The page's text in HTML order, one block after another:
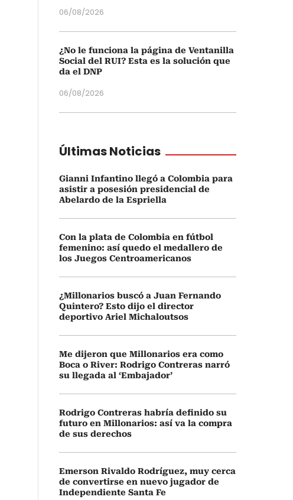
06/08/2026
¿No le funciona la página de Ventanilla
Social del RUI? Esta es la solución que
da el DNP
06/08/2026
Últimas Noticias
Gianni Infantino llegó a Colombia para
asistir a posesión presidencial de
Abelardo de la Espriella
Con la plata de Colombia en fútbol
femenino: así quedo el medallero de
los Juegos Centroamericanos
¿Millonarios buscó a Juan Fernando
Quintero? Esto dijo el director
deportivo Ariel Michaloutsos
Me dijeron que Millonarios era como
Boca o River: Rodrigo Contreras narró
su llegada al ‘Embajador’
Rodrigo Contreras habría definido su
futuro en Millonarios: así va la compra
de sus derechos
Emerson Rivaldo Rodríguez, muy cerca
de convertirse en nuevo jugador de
Independiente Santa Fe